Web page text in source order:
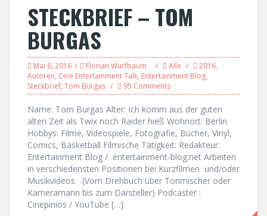
STECKBRIEF – TOM
BURGAS
Mai 6, 2016 Florian Wurfbaum Alle 2016,
Autoren, Cine Entertainment Talk, Entertainment Blog,
Steckbrief, Tom Burgas 95 Comments
Name: Tom Burgas Alter: Ich komm aus der guten
alten Zeit als Twix noch Raider hieß Wohnort: Berlin
Hobbys: Filme, Videospiele, Fotografie, Bücher, Vinyl,
Comics, Basketball Filmische Tätigkeit: Redakteur:
Entertainment Blog / entertainment-blog.net Arbeiten
in verschiedensten Positionen bei Kurzfilmen und/oder
Musikvideos (Vom Drehbuch über Tonmischer oder
Kameramann bis zum Darsteller) Podcaster :
Cinepinios / YouTube […]